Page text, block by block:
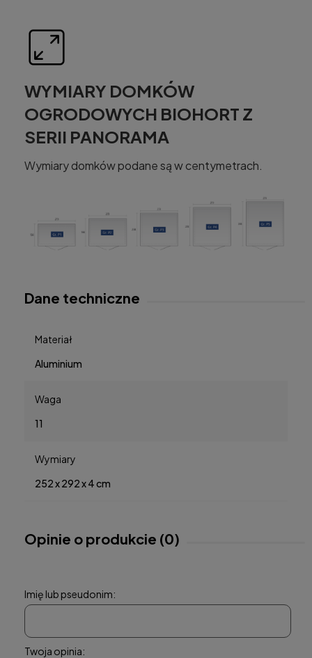
WYMIARY DOMKÓW
OGRODOWYCH BIOHORT Z
SERII PANORAMA
Wymiary domków podane są w centymetrach.
Dane techniczne
Materiał
Aluminium
Waga
11
Wymiary
252 x 292 x 4 cm
Opinie o produkcie (0)
Imię lub pseudonim:
Twoja opinia: